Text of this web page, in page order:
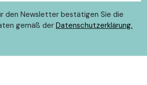
den Newsletter bestätigen Sie die
gemäß der Datenschutzerklärung.